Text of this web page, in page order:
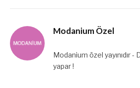
Modanium Özel
Modanium özel yayınıdır -
yapar !